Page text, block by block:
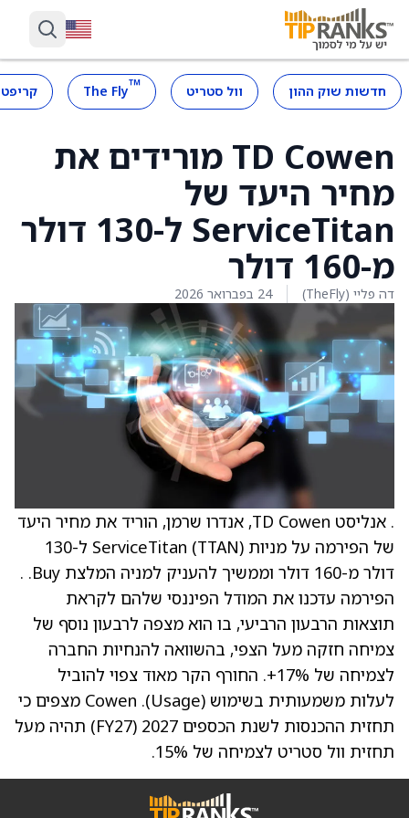
חדשות שוק ההון וול סטריט ™
The Fly
TD Cowen מורידים את
מחיר היעד של
ServiceTitan ל-130 דולר
מ-160 דולר
דה פליי (TheFly) 24 בפברואר 2026
. אנליסט TD Cowen, אנדרו שרמן, הוריד את מחיר היעד
של הפירמה על מניות ServiceTitan (TTAN) ל-130
דולר מ-160 דולר וממשיך להעניק למניה המלצת Buy. .
הפירמה עדכנו את המודל הפיננסי שלהם לקראת
תוצאות הרבעון הרביעי, בו הוא מצפה לרבעון נוסף של
צמיחה חזקה מעל הצפי, בהשוואה להנחיות החברה
לצמיחה של 17%+. החורף הקר מאוד צפוי להוביל
לעלות משמעותית בשימוש (Usage). Cowen מצפים כי
תחזית ההכנסות לשנת הכספים 2027 (FY27) תהיה מעל
תחזית וול סטריט לצמיחה של 15%.